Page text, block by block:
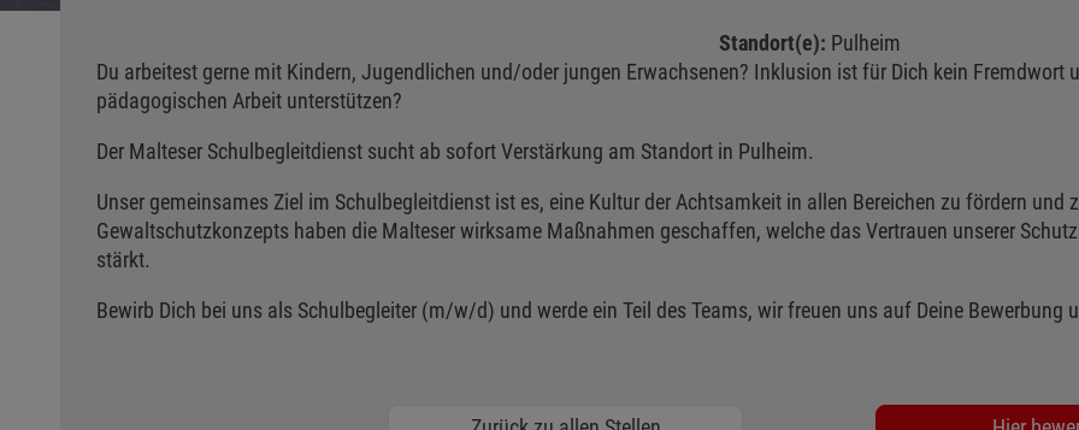
Standort(e): Pulheim
Du arbeitest gerne mit Kindern, Jugendlichen und/oder jungen Erwachsenen? Inklusion ist für Dich kein Fremdwort
pädagogischen Arbeit unterstützen?
Der Malteser Schulbegleitdienst sucht ab sofort Verstärkung am Standort in Pulheim.
Unser gemeinsames Ziel im Schulbegleitdienst ist es, eine Kultur der Achtsamkeit in allen Bereichen zu fördern
Gewaltschutzkonzepts haben die Malteser wirksame Maßnahmen geschaffen, welche das Vertrauen unserer
stärkt.
Bewirb Dich bei uns als Schulbegleiter (m/w/d) und werde ein Teil des Teams, wir freuen uns auf Deine Bewerbung